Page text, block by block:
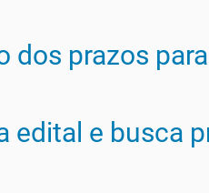
dos prazos
edital e busca